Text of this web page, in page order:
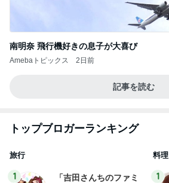
南明奈 飛行機好きの息子が大喜び
Amebaトピックス 2日前
記事を読む
トップブロガーランキング
旅行
1
「吉田さんちのファミ
料理
1